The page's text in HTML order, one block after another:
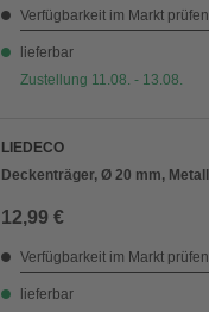
Verfügbarkeit im Markt prüfen
lieferbar
Zustellung 11.08. - 13.08.
LIEDECO
Deckenträger, Ø 20 mm, Metall
12,99 €
Verfügbarkeit im Markt prüfen
lieferbar